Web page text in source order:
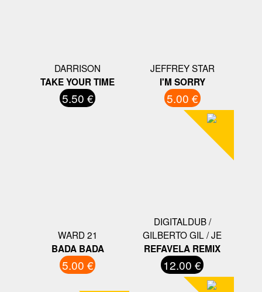
DARRISON
TAKE YOUR TIME
5.50 €
JEFFREY STAR
I'M SORRY
5.00 €
WARD 21
BADA BADA
5.00 €
DIGITALDUB /
GILBERTO GIL / JE
REFAVELA REMIX
12.00 €